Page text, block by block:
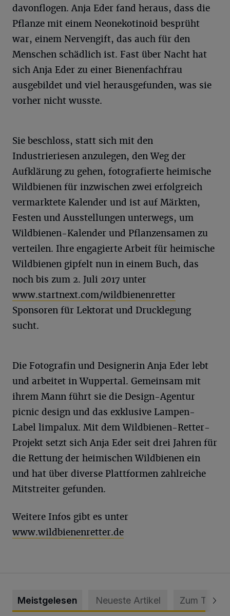
davonflogen. Anja Eder fand heraus, dass die
Pflanze mit einem Neonekotinoid besprüht
war, einem Nervengift, das auch für den
Menschen schädlich ist. Fast über Nacht hat
sich Anja Eder zu einer Bienenfachfrau
ausgebildet und viel herausgefunden, was sie
vorher nicht wusste.
Sie beschloss, statt sich mit den
Industrieriesen anzulegen, den Weg der
Aufklärung zu gehen, fotografierte heimische
Wildbienen für inzwischen zwei erfolgreich
vermarktete Kalender und ist auf Märkten,
Festen und Ausstellungen unterwegs, um
Wildbienen-Kalender und Pflanzensamen zu
verteilen. Ihre engagierte Arbeit für heimische
Wildbienen gipfelt nun in einem Buch, das
noch bis zum 2. Juli 2017 unter
www.startnext.com/wildbienenretter
Sponsoren für Lektorat und Drucklegung
sucht.
Die Fotografin und Designerin Anja Eder lebt
und arbeitet in Wuppertal. Gemeinsam mit
ihrem Mann führt sie die Design-Agentur
picnic design und das exklusive Lampen-
Label limpalux. Mit dem Wildbienen-Retter-
Projekt setzt sich Anja Eder seit drei Jahren für
die Rettung der heimischen Wildbienen ein
und hat über diverse Plattformen zahlreiche
Mitstreiter gefunden.
Weitere Infos gibt es unter
www.wildbienenretter.de
Meistgelesen Neueste Artikel Zum Thema